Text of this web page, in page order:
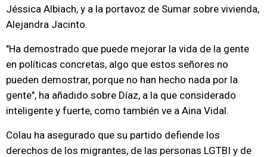
Jéssica Albiach, y a la portavoz de Sumar sobre vivienda,
Alejandra Jacinto.
"Ha demostrado que puede mejorar la vida de la gente
en políticas concretas, algo que estos señores no
pueden demostrar, porque no han hecho nada por la
gente", ha añadido sobre Díaz, a la que considerado
inteligente y fuerte, como también ve a Aina Vidal.
Colau ha asegurado que su partido defiende los
derechos de los migrantes, de las personas LGTBI y de